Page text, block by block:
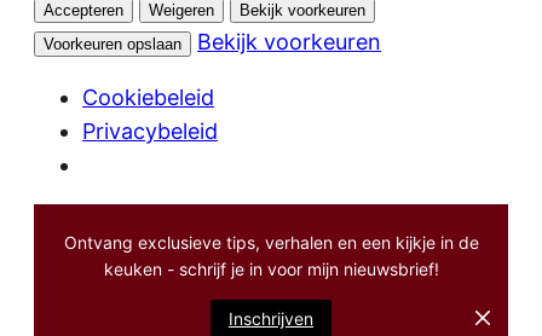
Accepteren Weigeren
Bekijk voorkeuren
Voorkeuren opslaan
Bekijk voorkeuren
Cookiebeleid
Privacybeleid
Ontvang exclusieve tips, verhalen en een kijkje in de
keuken - schrijf je in voor mijn nieuwsbrief!
Inschrijven